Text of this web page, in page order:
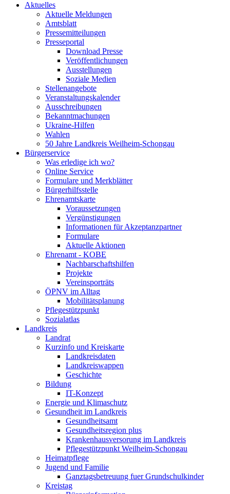
Aktuelles
Aktuelle Meldungen
Amtsblatt
Pressemitteilungen
Presseportal
Download Presse
Veröffentlichungen
Ausstellungen
Soziale Medien
Stellenangebote
Veranstaltungskalender
Ausschreibungen
Bekanntmachungen
Ukraine-Hilfen
Wahlen
50 Jahre Landkreis Weilheim-Schongau
Bürgerservice
Was erledige ich wo?
Online Service
Formulare und Merkblätter
Bürgerhilfsstelle
Ehrenamtskarte
Voraussetzungen
Vergünstigungen
Informationen für Akzeptanzpartner
Formulare
Aktuelle Aktionen
Ehrenamt - KOBE
Nachbarschaftshilfen
Projekte
Vereinsporträts
ÖPNV im Alltag
Mobilitätsplanung
Pflegestützpunkt
Sozialatlas
Landkreis
Landrat
Kurzinfo und Kreiskarte
Landkreisdaten
Landkreiswappen
Geschichte
Bildung
IT-Konzept
Energie und Klimaschutz
Gesundheit im Landkreis
Gesundheitsamt
Gesundheitsregion plus
Krankenhausversorung im Landkreis
Pflegestützpunkt Weilheim-Schongau
Heimatpflege
Jugend und Familie
Ganztagsbetreuung fuer Grundschulkinder
Kreistag